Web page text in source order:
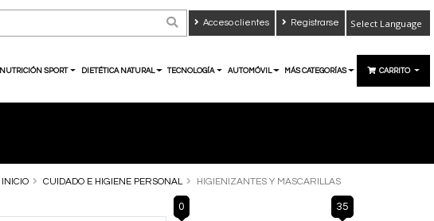
Acceso clientes Registrarse
NUTRICIÓN SPORT DIETÉTICA NATURAL TECNOLOGÍA AUTOMÓVIL MÁS CATEGORÍAS CARRITO
INICIO CUIDADO E HIGIENE PERSONAL HIGIENIZANTES Y MASCARILLAS
0 35